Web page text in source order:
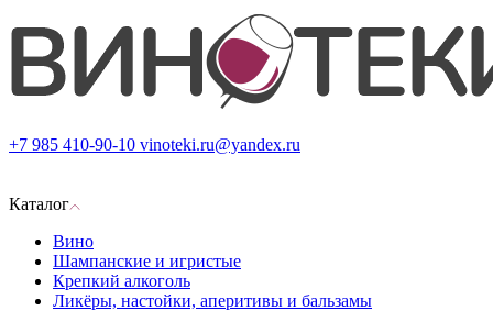
+7 985 410-90-10 vinoteki.ru@yandex.ru
Каталог
Вино
Шампанские и игристые
Крепкий алкоголь
Ликёры, настойки, аперитивы и бальзамы